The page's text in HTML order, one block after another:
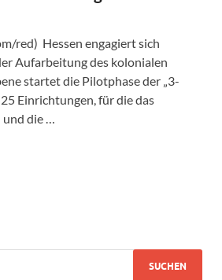
red) Hessen engagiert sich
Aufarbeitung des kolonialen
startet die Pilotphase der „3-
Einrichtungen, für die das
die …